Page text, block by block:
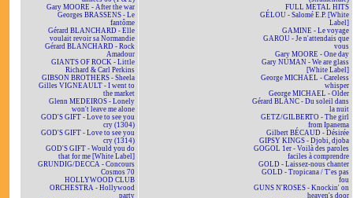
Gary MOORE - After the war
Georges BRASSENS - Le
fantôme
Gérard BLANCHARD - Elle
voulait revoir sa Normandie
Gérard BLANCHARD - Rock
Amadour
GIANTS OF ROCK - Little
Richard & Carl Perkins
GIBSON BROTHERS - Sheela
Gilles VIGNEAULT - I went to
the market
Glenn MEDEIROS - Lonely
won't leave me alone
GOD'S GIFT - Love to see you
cry (1304)
GOD'S GIFT - Love to see you
cry (1314)
GOD'S GIFT - Would you do
that for me [White Label]
GRUNDIG/DECCA - Concours
Cosmos 70
HOLLYWOOD CLUB
ORCHESTRA - Hollywood
party
FULL METAL HITS
GÉLOU - Salomé E.P. [White
Label]
GAMINE - Le voyage
GAROU - Je n'attendais que
vous
Gary MOORE - One day
Gary NUMAN - We are glass
[White Label]
George MICHAEL - Careless
whisper
George MICHAEL - Older
Gérard BLANC - Du soleil dans
la nuit
GETZ/GILBERTO - The girl
from Ipanema
Gilbert BÉCAUD - Désirée
GIPSY KINGS - Djobi, djoba
GOGOL 1er - Voilà des paroles
faciles à comprendre
GOLD - Laissez-nous chanter
GOLD - Tropicana / T'es pas
fou
GUNS N'ROSES - Knockin' on
heaven's door